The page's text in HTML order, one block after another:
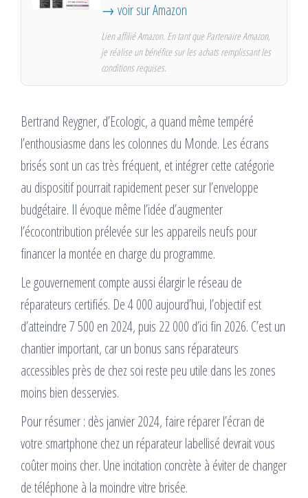
→ voir sur Amazon
Lien affilié Amazon. En tant que Partenaire Amazon,
je réalise un bénéfice sur les achats remplissant les
conditions requises.
Bertrand Reygner, d’Ecologic, a quand même tempéré
l’enthousiasme dans les colonnes du Monde. Les écrans
brisés sont un cas très fréquent, et intégrer cette catégorie
au dispositif pourrait rapidement peser sur l’enveloppe
budgétaire. Il évoque même l’idée d’augmenter
l’écocontribution prélevée sur les appareils neufs pour
financer la montée en charge du programme.
Le gouvernement compte aussi élargir le réseau de
réparateurs certifiés. De 4 000 aujourd’hui, l’objectif est
d’atteindre 7 500 en 2024, puis 22 000 d’ici fin 2026. C’est un
chantier important, car un bonus sans réparateurs
accessibles près de chez soi reste peu utile dans les zones
moins bien desservies.
Pour résumer : dès janvier 2024, faire réparer l’écran de
votre smartphone chez un réparateur labellisé devrait vous
coûter moins cher. Une incitation concrète à éviter de changer
de téléphone à la moindre vitre brisée.